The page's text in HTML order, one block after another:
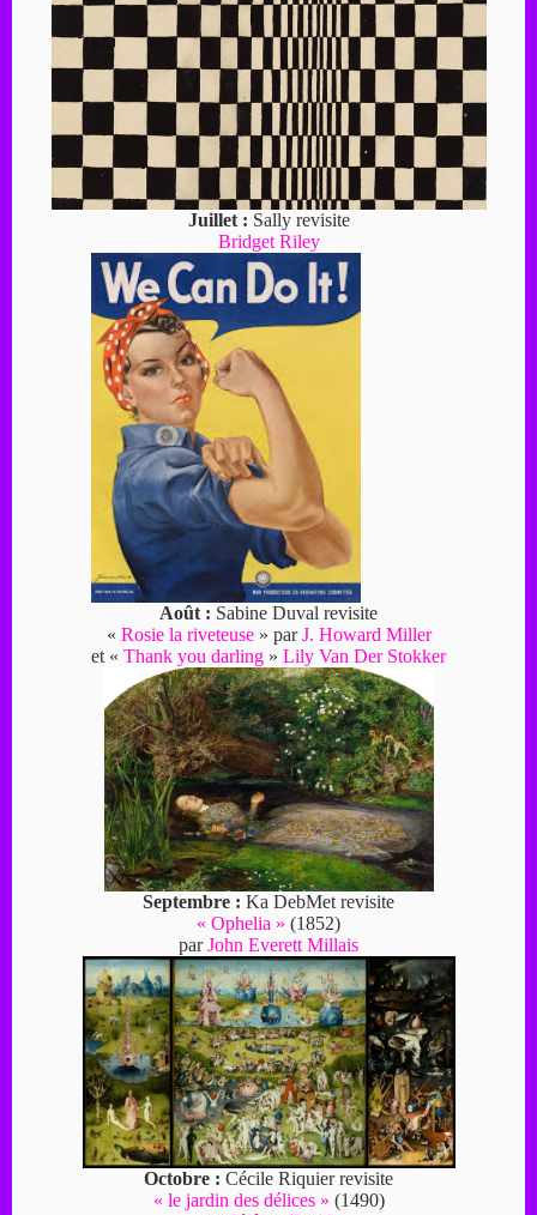
Juillet : Sally revisite
Bridget Riley
Août : Sabine Duval revisite
« Rosie la riveteuse» parJ. Howard Miller
et « Thank you darling » Lily Van Der Stokker
Septembre : Ka DebMet revisite
« Ophelia » (1852)
parJohn Everett Millais
Octobre : Cécile Riquier revisite
« le jardin des délices » (1490)